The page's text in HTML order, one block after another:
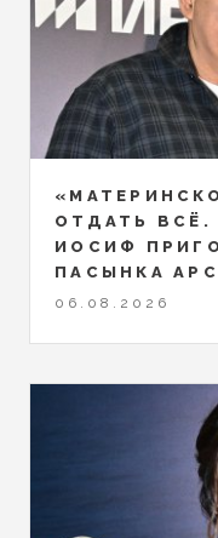
ОТДАТЬ
ИОСИФ
ПАСЫНКА
06.08.2026